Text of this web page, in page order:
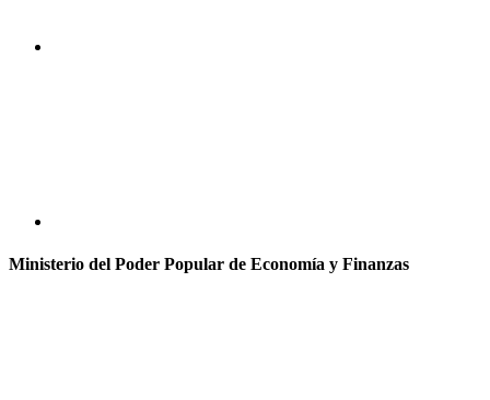
Ministerio del Poder Popular de Economía y Finanzas